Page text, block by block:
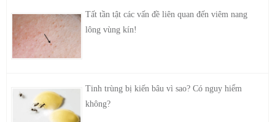
Tất tần tật các vấn đề liên quan đến viêm nang
lông vùng kín!
Tinh trùng bị kiến bâu vì sao? Có nguy hiểm
không?